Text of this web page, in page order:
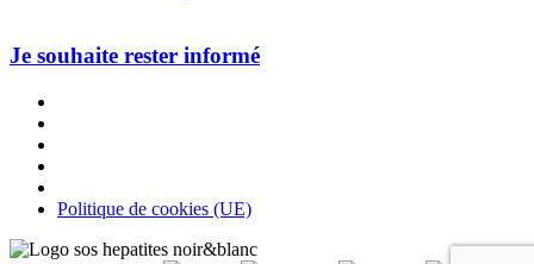
Je souhaite rester informé
Politique de cookies (UE)